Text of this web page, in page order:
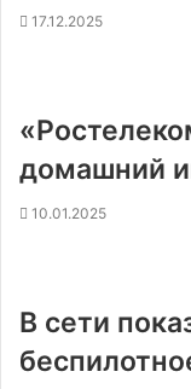
17.12.2025
домашний
10.01.2025
В сети